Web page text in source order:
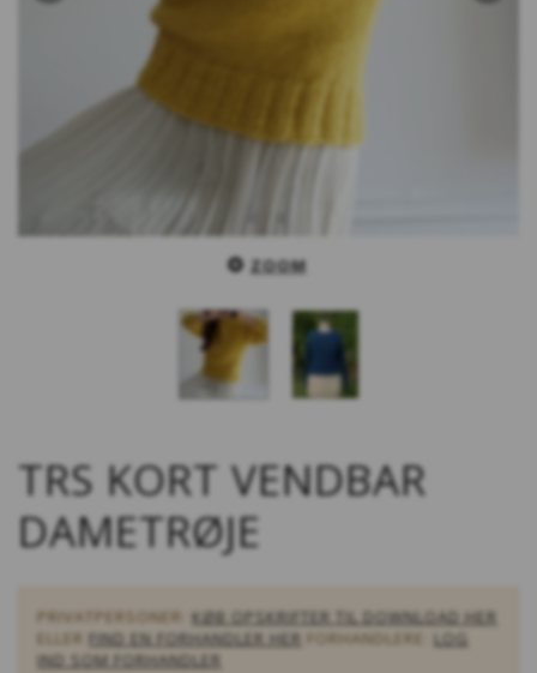
ZOOM
TRS KORT VENDBAR
DAMETRØJE
PRIVATPERSONER: KØB OPSKRIFTER TIL DOWNLOAD HER
ELLER FIND EN FORHANDLER HER FORHANDLERE: LOG
IND SOM FORHANDLER